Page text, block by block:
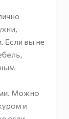
Если вы не
Можно
и